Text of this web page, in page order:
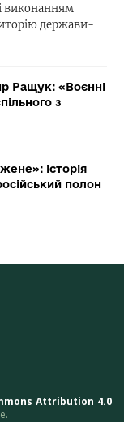
виконанням
держави-
Ращук: «Воєнні
з
історія
полон
Attribution 4.0